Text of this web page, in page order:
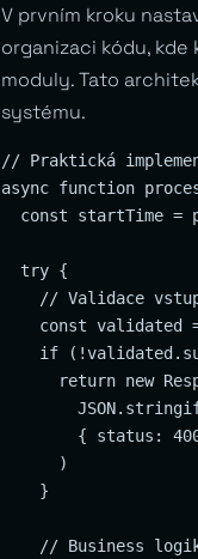
V prvním kroku
organizaci kódu,
moduly. Tato
systému.
// Praktická
async function
const startTime =
  try {
// Validace
const validated
if
return new
{ status:
      )
    }
// Business